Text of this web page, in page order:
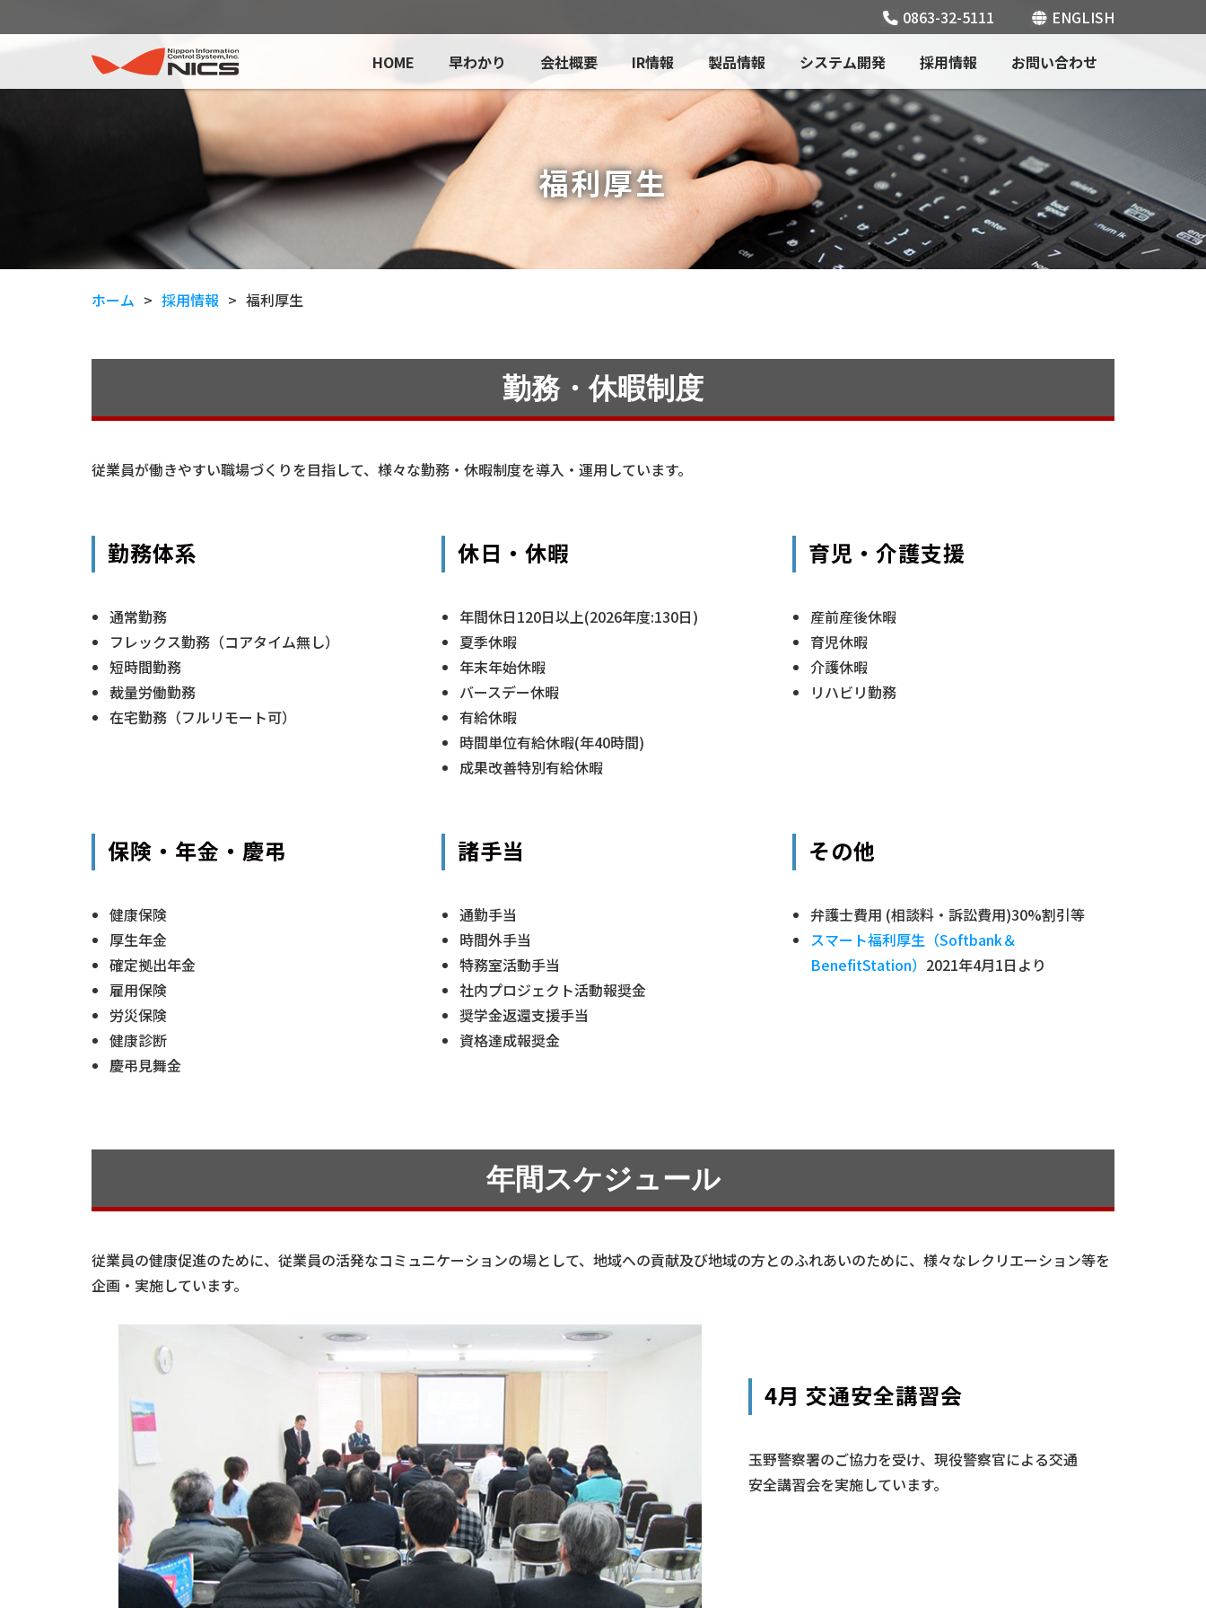
0863-32-5111 ENGLISH
HOME 早わかり 会社概要 IR情報 製品情報 システム開発 採用情報 お問い合わせ
福利厚生
ホーム 採用情報 福利厚生
勤務・休暇制度
従業員が働きやすい職場づくりを目指して、様々な勤務・休暇制度を導入・運用しています。
勤務体系
通常勤務
フレックス勤務（コアタイム無し）
短時間勤務
裁量労働勤務
在宅勤務（フルリモート可）
休日・休暇
年間休日120日以上(2026年度:130日)
夏季休暇
年末年始休暇
バースデー休暇
有給休暇
時間単位有給休暇(年40時間)
成果改善特別有給休暇
育児・介護支援
産前産後休暇
育児休暇
介護休暇
リハビリ勤務
保険・年金・慶弔
健康保険
厚生年金
確定拠出年金
雇用保険
労災保険
健康診断
慶弔見舞金
諸手当
通勤手当
時間外手当
特務室活動手当
社内プロジェクト活動報奨金
奨学金返還支援手当
資格達成報奨金
その他
弁護士費用 (相談料・訴訟費用)30%割引等
スマート福利厚生（Softbank＆
BenefitStation） 2021年4月1日より
年間スケジュール
従業員の健康促進のために、従業員の活発なコミュニケーションの場として、地域への貢献及び地域の方とのふれあいのために、様々なレクリエーション等を
企画・実施しています。
4月 交通安全講習会
玉野警察署のご協力を受け、現役警察官による交通
安全講習会を実施しています。